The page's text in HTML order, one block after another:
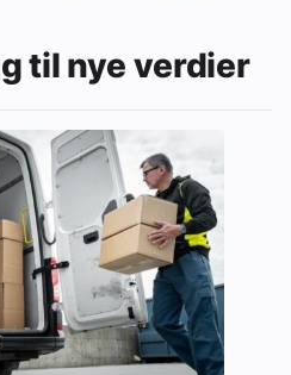
til nye verdier